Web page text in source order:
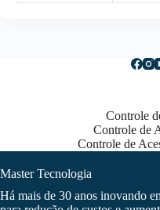
Controle
Controle de
Controle de
Master Tecnologia
Há mais de 30 anos inovando